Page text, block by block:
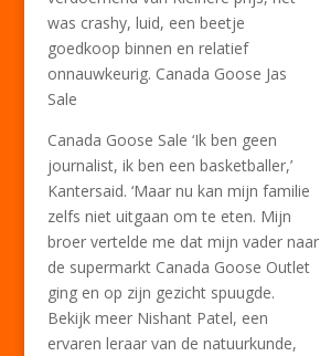
was crashy, luid, een beetje
goedkoop binnen en relatief
onnauwkeurig. Canada Goose Jas
Sale
Canada Goose Sale ‘Ik ben geen
journalist, ik ben een basketballer,’
Kantersaid. ‘Maar nu kan mijn familie
zelfs niet uitgaan om te eten. Mijn
broer vertelde me dat mijn vader naar
de supermarkt Canada Goose Outlet
ging en op zijn gezicht spuugde.
Bekijk meer Nishant Patel, een
ervaren leraar van de natuurkunde,